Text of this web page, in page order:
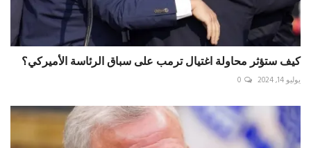
كيف ستؤثر محاولة اغتيال ترمب على سباق الرئاسة الأميركي؟
يوليو 14, 2024 0